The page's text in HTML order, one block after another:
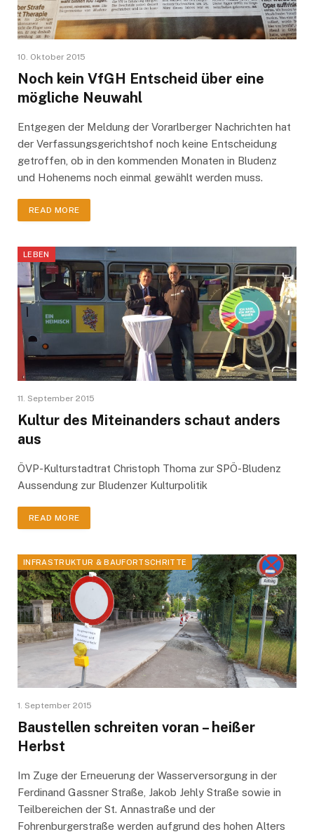
10. Oktober 2015
Noch kein VfGH Entscheid über eine
mögliche Neuwahl
Entgegen der Meldung der Vorarlberger Nachrichten hat
der Verfassungsgerichtshof noch keine Entscheidung
getroffen, ob in den kommenden Monaten in Bludenz
und Hohenems noch einmal gewählt werden muss.
READ MORE
LEBEN
11. September 2015
Kultur des Miteinanders schaut anders
aus
ÖVP-Kulturstadtrat Christoph Thoma zur SPÖ-Bludenz
Aussendung zur Bludenzer Kulturpolitik
READ MORE
INFRASTRUKTUR & BAUFORTSCHRITTE
1. September 2015
Baustellen schreiten voran – heißer
Herbst
Im Zuge der Erneuerung der Wasserversorgung in der
Ferdinand Gassner Straße, Jakob Jehly Straße sowie in
Teilbereichen der St. Annastraße und der
Fohrenburgerstraße werden aufgrund des hohen Alters